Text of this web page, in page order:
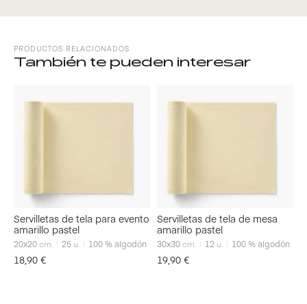
PRODUCTOS RELACIONADOS
También te pueden interesar
Servilletas de tela para evento
amarillo pastel
20x20cm. 25 u. 100 % algodón
18,90 €
Servilletas de tela de mesa
amarillo pastel
30x30cm. 12 u. 100 % algodón
19,90 €